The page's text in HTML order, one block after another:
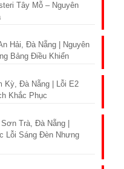
Tây Mỗ – Nguyên
Hải, Đà Nẵng | Nguyên
Bảng Điều Khiển
Kỳ, Đà Nẵng | Lỗi E2
Khắc Phục
Trà, Đà Nẵng |
Lỗi Sáng Đèn Nhưng